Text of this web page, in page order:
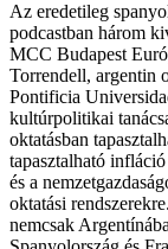
Az eredetileg
podcastban három
MCC Budapest
Torrendell, argentin
Pontificia
kultúrpolitikai
oktatásban
tapasztalható
és a
oktatási
nemcsak